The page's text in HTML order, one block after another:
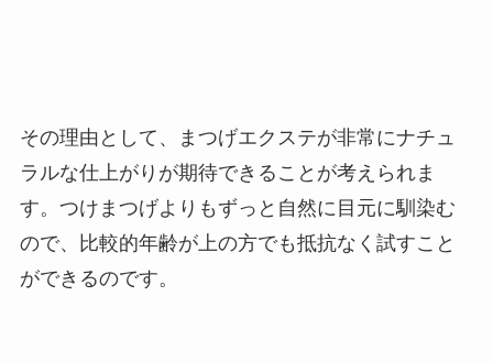
その理由として、まつげエクステが非常にナチュ
ラルな仕上がりが期待できることが考えられま
す。つけまつげよりもずっと自然に目元に馴染む
ので、比較的年齢が上の方でも抵抗なく試すこと
ができるのです。